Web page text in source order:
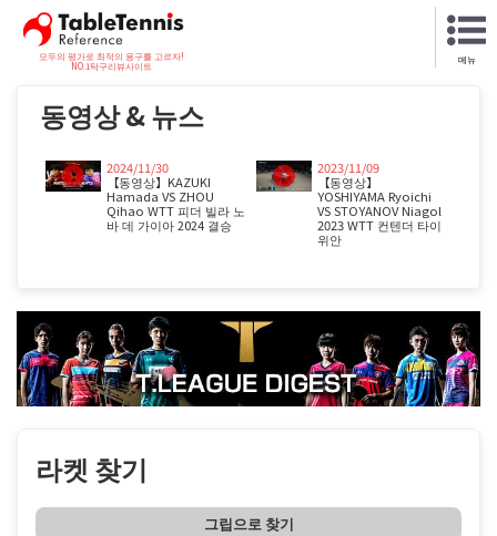
모두의 평가로 최적의 용구를 고르자!
NO.1탁구리뷰사이트
메뉴
동영상 & 뉴스
2024/11/30
【동영상】KAZUKI
Hamada VS ZHOU
Qihao WTT 피더 빌라 노
바 데 가이아 2024 결승
2023/11/09
【동영상】
YOSHIYAMA Ryoichi
VS STOYANOV Niagol
2023 WTT 컨텐더 타이
위안
라켓 찾기
그립으로 찾기